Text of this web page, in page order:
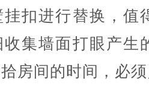
进行替换，值
集墙面打眼产生
房间的时间，必